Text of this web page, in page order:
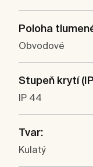
Poloha
Obvodové
Stupeň krytí
IP 44
Tvar:
Kulatý